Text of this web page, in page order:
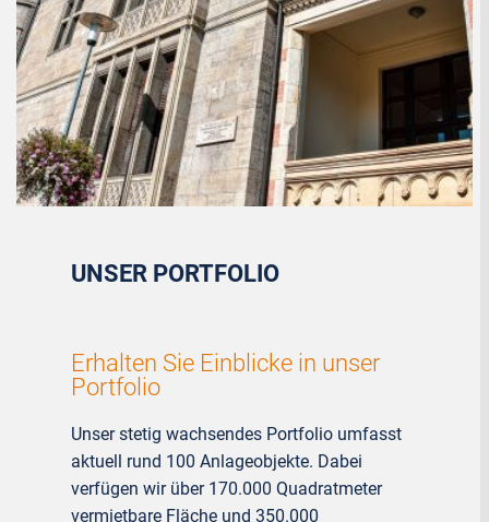
UNSER PORTFOLIO
Erhalten Sie Einblicke in unser
Portfolio
Unser stetig wachsendes Portfolio umfasst
aktuell rund 100 Anlageobjekte. Dabei
verfügen wir über 170.000 Quadratmeter
vermietbare Fläche und 350.000